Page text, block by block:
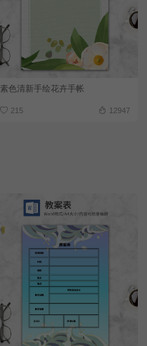
素色清新手绘花卉手帐
215 12947